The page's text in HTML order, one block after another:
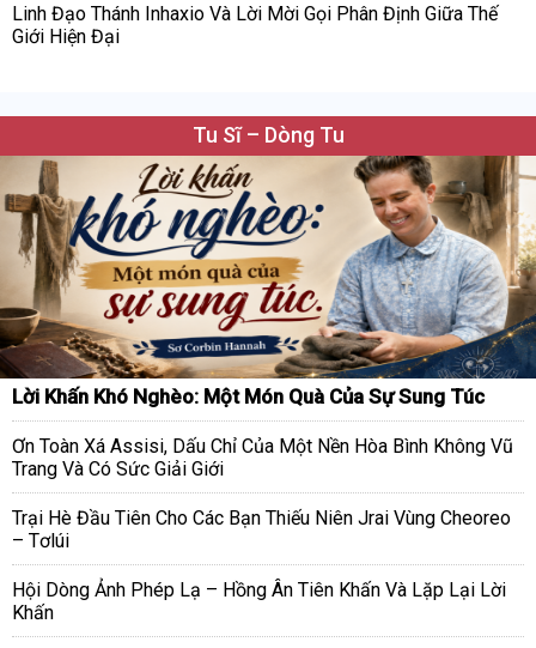
Linh Đạo Thánh Inhaxio Và Lời Mời Gọi Phân Định Giữa Thế
Giới Hiện Đại
Tu Sĩ – Dòng Tu
Lời Khấn Khó Nghèo: Một Món Quà Của Sự Sung Túc
Ơn Toàn Xá Assisi, Dấu Chỉ Của Một Nền Hòa Bình Không Vũ
Trang Và Có Sức Giải Giới
Trại Hè Đầu Tiên Cho Các Bạn Thiếu Niên Jrai Vùng Cheoreo
– Tơlúi
Hội Dòng Ảnh Phép Lạ – Hồng Ân Tiên Khấn Và Lặp Lại Lời
Khấn